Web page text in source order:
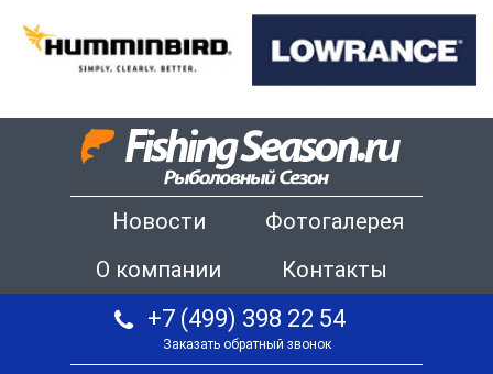
Новости
Фотогалерея
О компании
Контакты
+7 (499) 398 22 54
Заказать обратный звонок